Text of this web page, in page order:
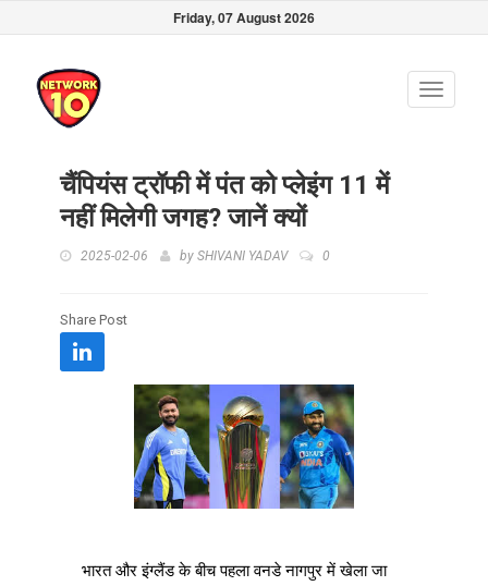
Friday, 07 August 2026
Toggle
चैंपियंस ट्रॉफी में पंत को प्लेइंग 11 में
नहीं मिलेगी जगह? जानें क्यों
2025-02-06 by SHIVANI YADAV 0
Share Post
भारत और इंग्लैंड के बीच पहला वनडे नागपुर में खेला जा